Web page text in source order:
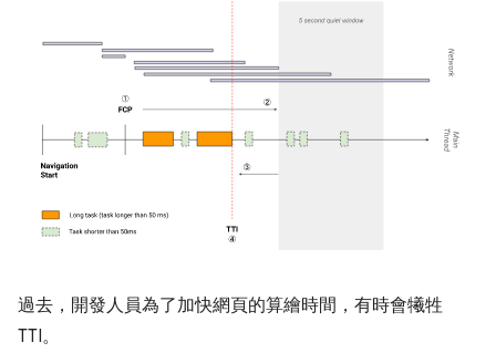
過去，開發人員為了加快網頁的算繪時間，有時會犧牲
TTI。